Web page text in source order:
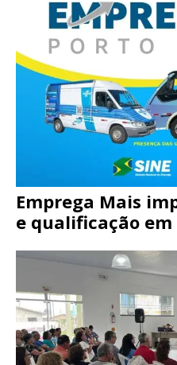
Emprega Mais
e qualificação em